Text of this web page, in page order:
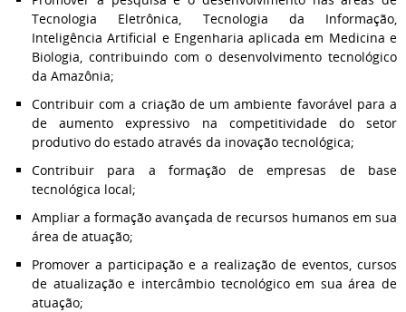
Tecnologia Eletrônica, Tecnologia da Informação,
Inteligência Artificial e Engenharia aplicada em Medicina e
Biologia, contribuindo com o desenvolvimento tecnológico
da Amazônia;
Contribuir com a criação de um ambiente favorável para a
de aumento expressivo na competitividade do setor
produtivo do estado através da inovação tecnológica;
Contribuir para a formação de empresas de base
tecnológica local;
Ampliar a formação avançada de recursos humanos em sua
área de atuação;
Promover a participação e a realização de eventos, cursos
de atualização e intercâmbio tecnológico em sua área de
atuação;